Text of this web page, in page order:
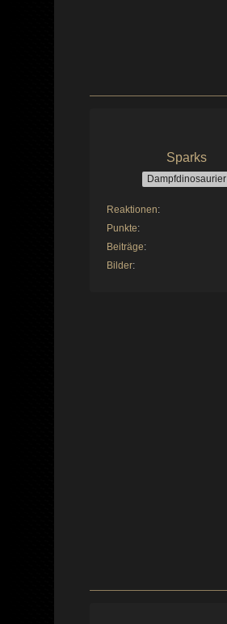
Sparks
Dampfdinosaurier
Reaktionen
Punkte
Beiträge
Bilder